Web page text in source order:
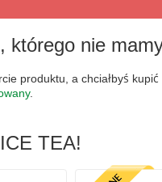
którego nie
produktu, a chciałbyś
.
TEA!